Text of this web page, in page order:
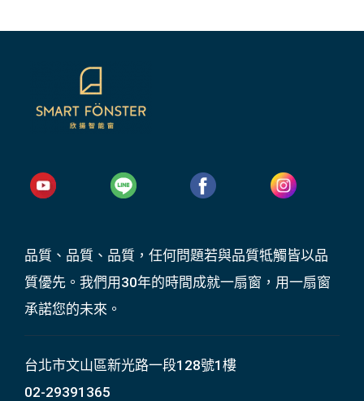
品質、品質、品質，任何問題若與品質牴觸皆以品
質優先。我們用30年的時間成就一扇窗，用一扇窗
承諾您的未來。
台北市文山區新光路一段128號1樓
02-29391365